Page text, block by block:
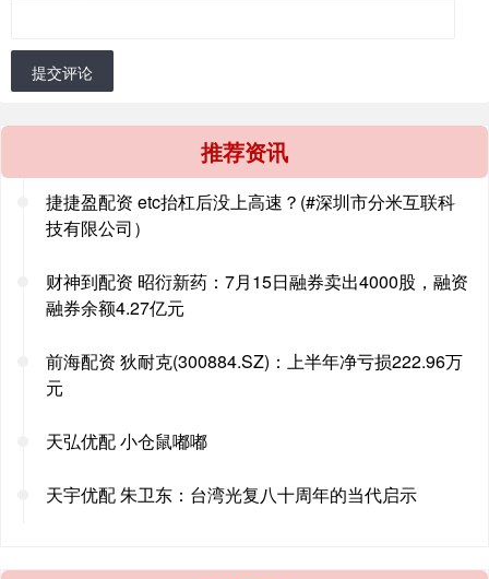
提交评论
推荐资讯
捷捷盈配资 etc抬杠后没上高速？(#深圳市分米互联科
技有限公司）
财神到配资 昭衍新药：7月15日融券卖出4000股，融资
融券余额4.27亿元
前海配资 狄耐克(300884.SZ)：上半年净亏损222.96万
元
天弘优配 小仓鼠嘟嘟
天宇优配 朱卫东：台湾光复八十周年的当代启示